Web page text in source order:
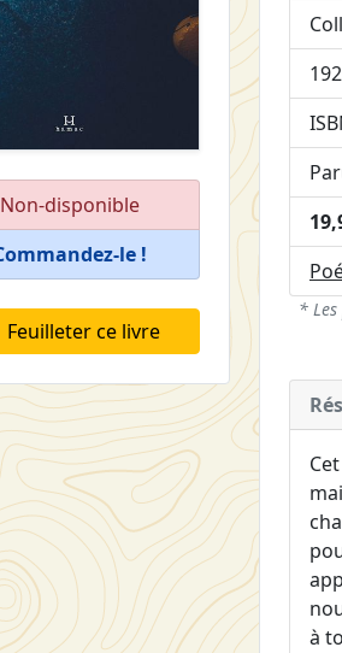
Non-disponible
le !
Feuilleter ce livre
*
à